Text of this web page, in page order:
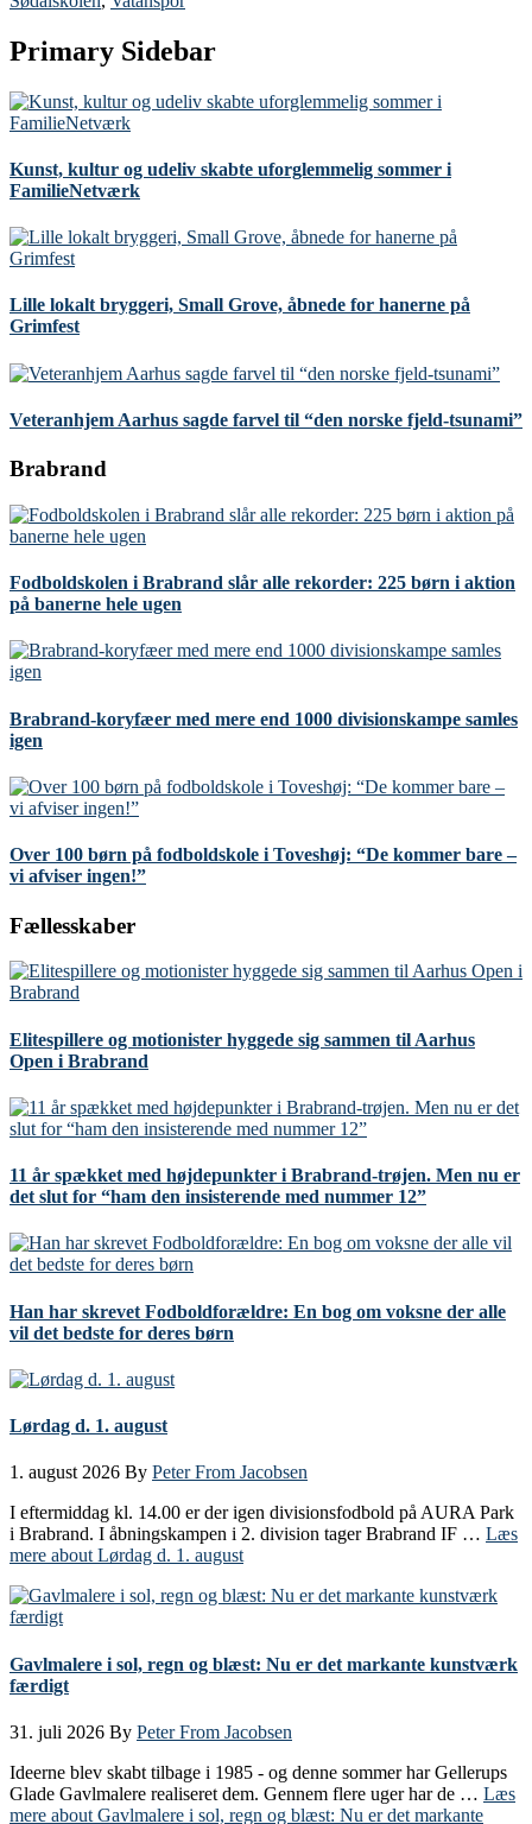
Primary Sidebar
Kunst, kultur og udeliv skabte uforglemmelig sommer i
FamilieNetværk
Lille lokalt bryggeri, Small Grove, åbnede for hanerne på
Grimfest
Veteranhjem Aarhus sagde farvel til “den norske fjeld-tsunami”
Brabrand
Fodboldskolen i Brabrand slår alle rekorder: 225 børn i aktion
på banerne hele ugen
Brabrand-koryfæer med mere end 1000 divisionskampe samles
igen
Over 100 børn på fodboldskole i Toveshøj: “De kommer bare –
vi afviser ingen!”
Fællesskaber
Elitespillere og motionister hyggede sig sammen til Aarhus
Open i Brabrand
11 år spækket med højdepunkter i Brabrand-trøjen. Men nu er
det slut for “ham den insisterende med nummer 12”
Han har skrevet Fodboldforældre: En bog om voksne der alle
vil det bedste for deres børn
Lørdag d. 1. august
1. august 2026 By Peter From Jacobsen
I eftermiddag kl. 14.00 er der igen divisionsfodbold på AURA Park
i Brabrand. I åbningskampen i 2. division tager Brabrand IF … Læs
mere about Lørdag d. 1. august
Gavlmalere i sol, regn og blæst: Nu er det markante kunstværk
færdigt
31. juli 2026 By Peter From Jacobsen
Ideerne blev skabt tilbage i 1985 - og denne sommer har Gellerups
Glade Gavlmalere realiseret dem. Gennem flere uger har de … Læs
mere about Gavlmalere i sol, regn og blæst: Nu er det markante